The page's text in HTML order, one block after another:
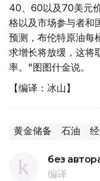
40、60以及70美元
格以及市场参与者和
预测，布伦特原油每
求增长将放缓，这将
率。"图图什金说。
【编译：冰山】
黄金储备 石油
без
编译